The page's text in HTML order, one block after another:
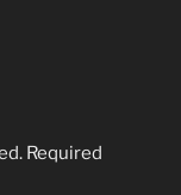
Required